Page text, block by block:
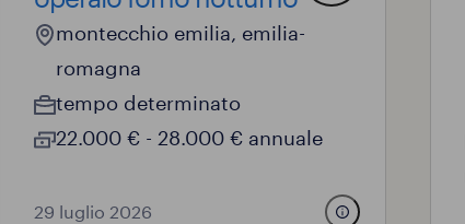
montecchio emilia, emilia-
romagna
tempo determinato
22.000 € - 28.000 € annuale
29 luglio 2026